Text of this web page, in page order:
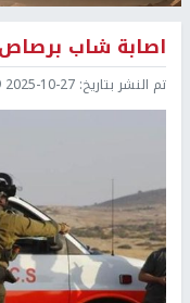
اصابة شاب برصاص
تم النشر بتاريخ: 2025-10-27 16:29